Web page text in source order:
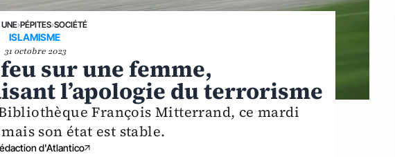
›PÉPITES›SOCIÉTÉ
ISLAMISME
31 octobre 2023
sur une femme,
l’apologie du terrorisme
François Mitterrand, ce mardi
son état est stable.
d'Atlantico